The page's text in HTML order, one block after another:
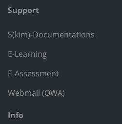
Support
S(kim)-Documentations
E-Learning
E-Assessment
Webmail (OWA)
Info